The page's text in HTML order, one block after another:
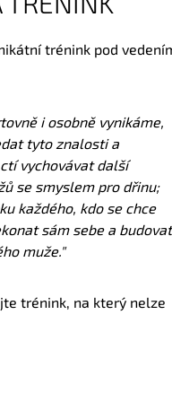
trénink pod
i osobně vynikáme,
tyto znalosti a
vychovávat další
se smyslem pro dřinu;
každého, kdo se chce
sám sebe a budovat
muže."
trénink, na který nelze